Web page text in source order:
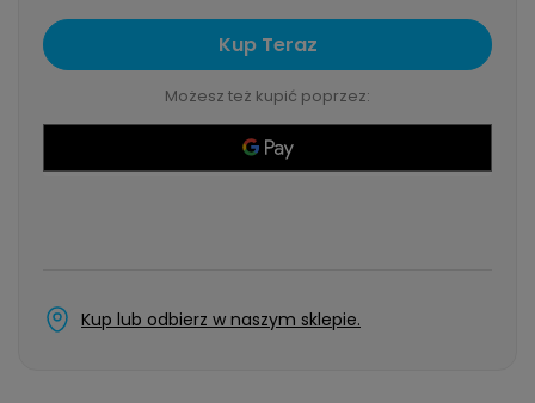
Kup Teraz
Możesz też kupić poprzez:
Kup lub odbierz w naszym sklepie.